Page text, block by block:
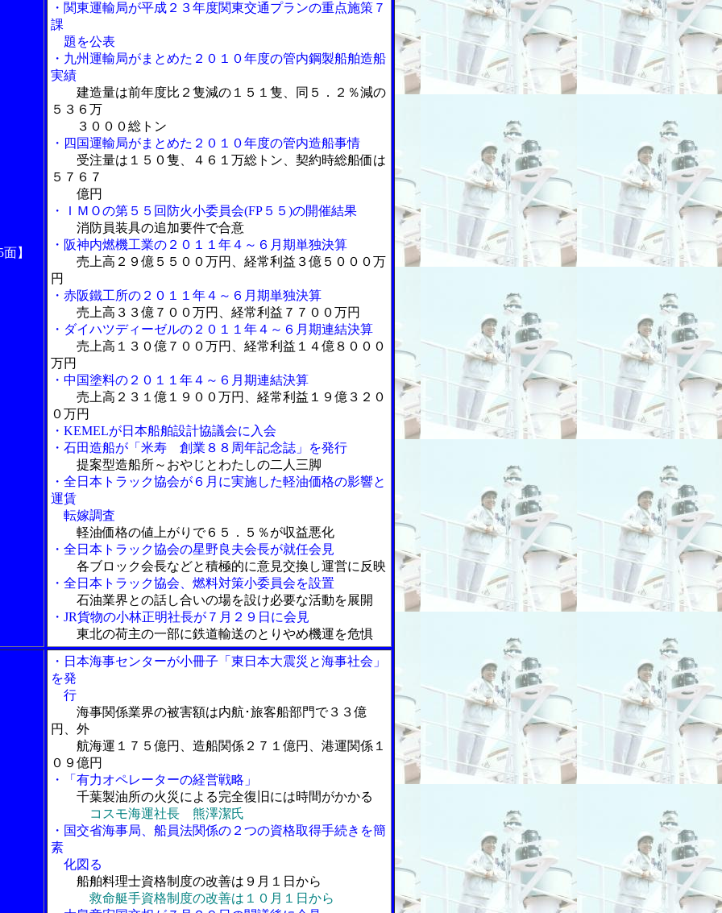
】
・関東運輸局が平成２３年度関東交通プランの重点施策７
課
題を公表
・九州運輸局がまとめた２０１０年度の管内鋼製船舶造船
実績
建造量は前年度比２隻減の１５１隻、同５．２％減の
５３６万
３０００総トン
・四国運輸局がまとめた２０１０年度の管内造船事情
受注量は１５０隻、４６１万総トン、契約時総船価は
５７６７
億円
・ＩＭＯの第５５回防火小委員会(FP５５)の開催結果
消防員装具の追加要件で合意
・阪神内燃機工業の２０１１年４～６月期単独決算
売上高２９億５５００万円、経常利益３億５０００万
円
・赤阪鐵工所の２０１１年４～６月期単独決算
売上高３３億７００万円、経常利益７７００万円
・ダイハツディーゼルの２０１１年４～６月期連結決算
売上高１３０億７００万円、経常利益１４億８０００
万円
・中国塗料の２０１１年４～６月期連結決算
売上高２３１億１９００万円、経常利益１９億３２０
０万円
・KEMELが日本船舶設計協議会に入会
・石田造船が「米寿 創業８８周年記念誌」を発行
提案型造船所～おやじとわたしの二人三脚
・全日本トラック協会が６月に実施した軽油価格の影響と
運賃
転嫁調査
軽油価格の値上がりで６５．５％が収益悪化
・全日本トラック協会の星野良夫会長が就任会見
各ブロック会長などと積極的に意見交換し運営に反映
・全日本トラック協会、燃料対策小委員会を設置
石油業界との話し合いの場を設け必要な活動を展開
・JR貨物の小林正明社長が７月２９日に会見
東北の荷主の一部に鉄道輸送のとりやめ機運を危惧
・日本海事センターが小冊子「東日本大震災と海事社会」
を発
行
海事関係業界の被害額は内航･旅客船部門で３３億
円、外
航海運１７５億円、造船関係２７１億円、港運関係１
０９億円
・「有力オペレーターの経営戦略」
千葉製油所の火災による完全復旧には時間がかかる
コスモ海運社長 熊澤潔氏
・国交省海事局、船員法関係の２つの資格取得手続きを簡
素
化図る
船舶料理士資格制度の改善は９月１日から
救命艇手資格制度の改善は１０月１日から